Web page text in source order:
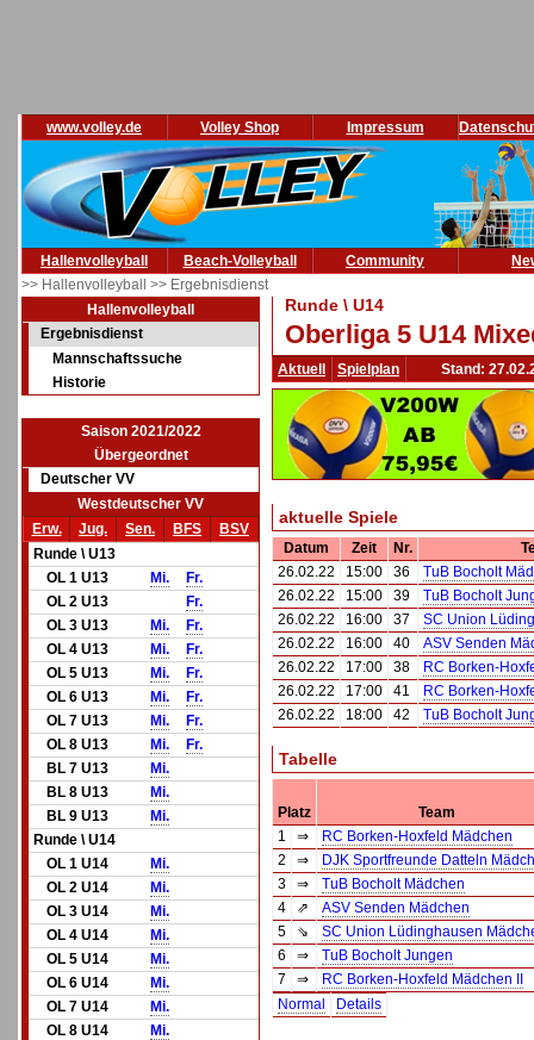
www.volley.de Volley Shop Impressum
Hallenvolleyball Beach-Volleyball Community
>> Hallenvolleyball >> Ergebnisdienst
Hallenvolleyball
Ergebnisdienst
Mannschaftssuche
Historie
Saison 2021/2022
Übergeordnet
Deutscher VV
Westdeutscher VV
Erw.
Jug. Sen. BFS
BSV
Runde \ U13
OL 1 U13
Mi.
Fr.
OL 2 U13
Fr.
OL 3 U13
Mi.
Fr.
OL 4 U13
Mi.
Fr.
OL 5 U13
Mi.
Fr.
OL 6 U13
Mi.
Fr.
OL 7 U13
Mi.
Fr.
OL 8 U13
Mi.
Fr.
BL 7 U13
Mi.
BL 8 U13
Mi.
BL 9 U13
Mi.
Runde \ U14
OL 1 U14
Mi.
OL 2 U14
Mi.
OL 3 U14
Mi.
OL 4 U14
Mi.
OL 5 U14
Mi.
OL 6 U14
Mi.
OL 7 U14
Mi.
OL 8 U14
Mi.
Runde \ U14
Oberliga 5 U14
Aktuell Spielplan Stand:
aktuelle Spiele
Datum Zeit Nr.
26.02.22
15:00 36
TuB Bocholt
26.02.22
15:00 39
TuB Bocholt
26.02.22
16:00 37
SC Union
26.02.22
16:00 40
ASV Senden
26.02.22
17:00 38
RC Borken-
26.02.22
17:00 41
RC Borken-
26.02.22
18:00 42 TuB Bocholt
Tabelle
Platz
Team
1
⇒
RC Borken-Hoxfeld Mädchen
2
⇒
DJK Sportfreunde Datteln
3
⇒
TuB Bocholt Mädchen
4
⇗
ASV Senden Mädchen
5
⇘
SC Union Lüdinghausen
6
⇒
TuB Bocholt Jungen
7
⇒
RC Borken-Hoxfeld Mädchen II
Normal
Details